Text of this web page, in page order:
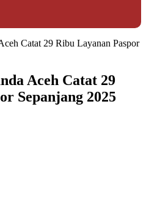
Catat 29 Ribu Layanan Paspor
Aceh Catat 29
Sepanjang 2025